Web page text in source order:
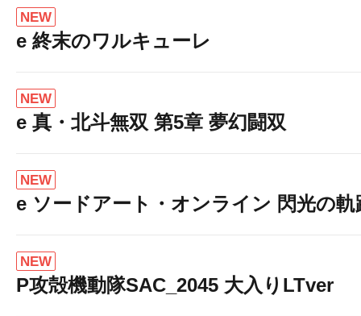
NEW
e 終末のワルキューレ
NEW
e 真・北斗無双 第5章 夢幻闘双
NEW
e ソードアート・オンライン 閃光の軌
NEW
P攻殻機動隊SAC_2045 大入りLTver